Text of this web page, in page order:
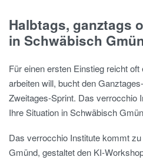
Halbtags, ganztags
in Schwäbisch
Für einen ersten Einstieg reicht
arbeiten will, bucht den
Zweitages-Sprint. Das verrocchio
Ihre Situation in Schwäbisch
Das verrocchio Institute kommt
Gmünd, gestaltet den KI-